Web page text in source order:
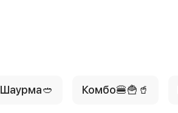
Шаурма🥙 Комбо🍔🍟🥤